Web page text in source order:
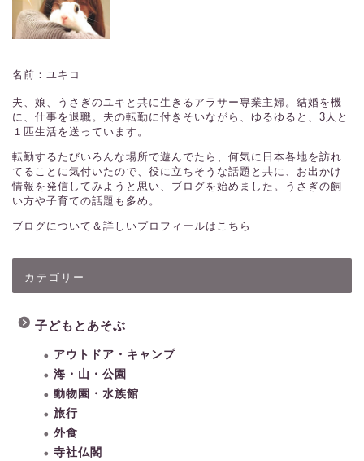
名前：ユキコ
夫、娘、うさぎのユキと共に生きるアラサー専業主婦。結婚を機
に、仕事を退職。夫の転勤に付きそいながら、ゆるゆると、3人と
１匹生活を送っています。
転勤するたびいろんな場所で遊んでたら、何気に日本各地を訪れ
てることに気付いたので、役に立ちそうな話題と共に、お出かけ
情報を発信してみようと思い、ブログを始めました。うさぎの飼
い方や子育ての話題も多め。
ブログについて＆詳しいプロフィールはこちら
カテゴリー
子どもとあそぶ
アウトドア・キャンプ
海・山・公園
動物園・水族館
旅行
外食
寺社仏閣